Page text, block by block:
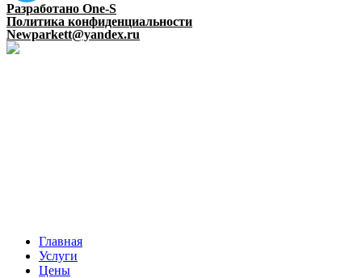
Разработано One-S
Политика конфиденциальности
Newparkett@yandex.ru
Главная
Услуги
Цены